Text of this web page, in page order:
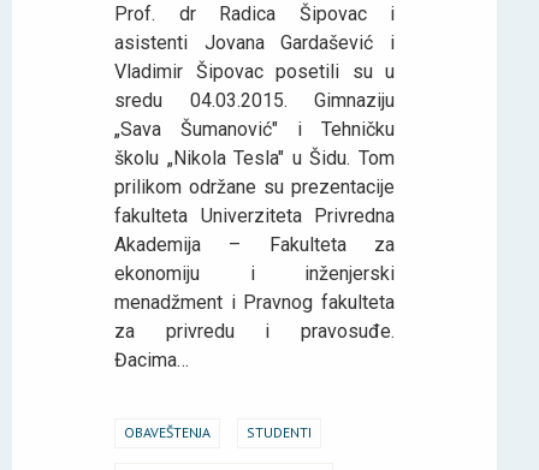
Prof. dr Radica Šipovac i
asistenti Jovana Gardašević i
Vladimir Šipovac posetili su u
sredu 04.03.2015. Gimnaziju
„Sava Šumanović" i Tehničku
školu „Nikola Tesla" u Šidu. Tom
prilikom održane su prezentacije
fakulteta Univerziteta Privredna
Akademija – Fakulteta za
ekonomiju i inženjerski
menadžment i Pravnog fakulteta
za privredu i pravosuđe.
Đacima…
OBAVEŠTENJA STUDENTI